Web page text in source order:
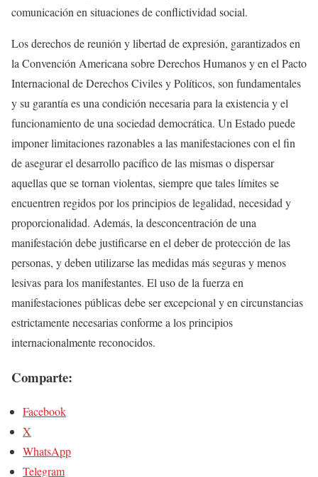
comunicación en situaciones de conflictividad social.
Los derechos de reunión y libertad de expresión, garantizados en
la Convención Americana sobre Derechos Humanos y en el Pacto
Internacional de Derechos Civiles y Políticos, son fundamentales
y su garantía es una condición necesaria para la existencia y el
funcionamiento de una sociedad democrática. Un Estado puede
imponer limitaciones razonables a las manifestaciones con el fin
de asegurar el desarrollo pacífico de las mismas o dispersar
aquellas que se tornan violentas, siempre que tales límites se
encuentren regidos por los principios de legalidad, necesidad y
proporcionalidad. Además, la desconcentración de una
manifestación debe justificarse en el deber de protección de las
personas, y deben utilizarse las medidas más seguras y menos
lesivas para los manifestantes. El uso de la fuerza en
manifestaciones públicas debe ser excepcional y en circunstancias
estrictamente necesarias conforme a los principios
internacionalmente reconocidos.
Comparte:
Facebook
X
WhatsApp
Telegram